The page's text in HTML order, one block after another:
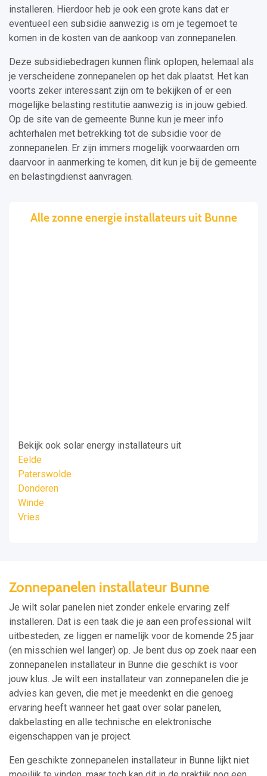
installeren. Hierdoor heb je ook een grote kans dat er
eventueel een subsidie aanwezig is om je tegemoet te
komen in de kosten van de aankoop van zonnepanelen.
Deze subsidiebedragen kunnen flink oplopen, helemaal als
je verscheidene zonnepanelen op het dak plaatst. Het kan
voorts zeker interessant zijn om te bekijken of er een
mogelijke belasting restitutie aanwezig is in jouw gebied.
Op de site van de gemeente Bunne kun je meer info
achterhalen met betrekking tot de subsidie voor de
zonnepanelen. Er zijn immers mogelijk voorwaarden om
daarvoor in aanmerking te komen, dit kun je bij de gemeente
en belastingdienst aanvragen.
Alle zonne energie installateurs uit Bunne
Bekijk ook solar energy installateurs uit
Eelde
Paterswolde
Donderen
Winde
Vries
Zonnepanelen installateur Bunne
Je wilt solar panelen niet zonder enkele ervaring zelf
installeren. Dat is een taak die je aan een professional wilt
uitbesteden, ze liggen er namelijk voor de komende 25 jaar
(en misschien wel langer) op. Je bent dus op zoek naar een
zonnepanelen installateur in Bunne die geschikt is voor
jouw klus. Je wilt een installateur van zonnepanelen die je
advies kan geven, die met je meedenkt en die genoeg
ervaring heeft wanneer het gaat over solar panelen,
dakbelasting en alle technische en elektronische
eigenschappen van je project.
Een geschikte zonnepanelen installateur in Bunne lijkt niet